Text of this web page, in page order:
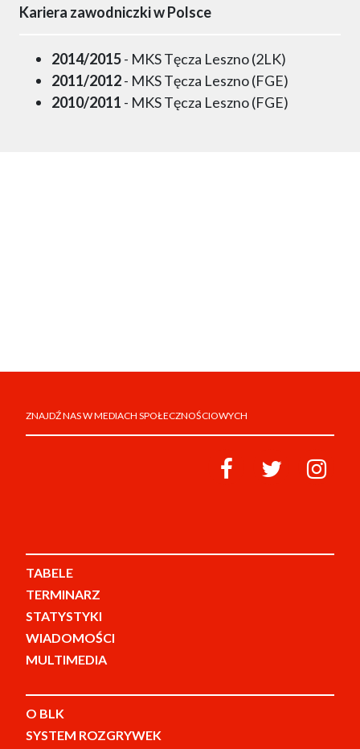
Kariera zawodniczki w Polsce
2014/2015- MKS Tęcza Leszno (2LK)
2011/2012- MKS Tęcza Leszno (FGE)
2010/2011 - MKS Tęcza Leszno (FGE)
ZNAJDŹ NAS W MEDIACH SPOŁECZNOŚCIOWYCH
TABELE
TERMINARZ
STATYSTYKI
WIADOMOŚCI
MULTIMEDIA
O BLK
SYSTEM ROZGRYWEK